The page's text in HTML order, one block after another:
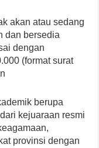
akan atau sedang
dan bersedia
dengan
(format surat
berupa
kejuaraan resmi
provinsi dengan